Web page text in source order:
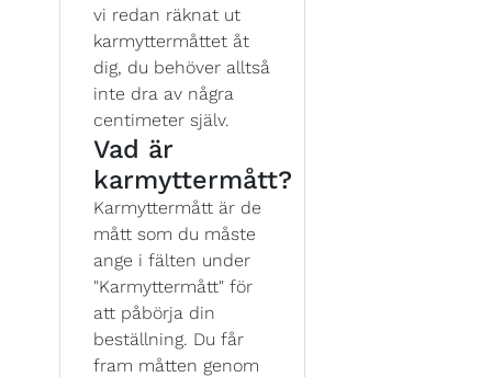
vi redan räknat ut
karmyttermåttet åt
dig, du behöver alltså
inte dra av några
centimeter själv.
Vad är
karmyttermått?
Karmyttermått är de
mått som du måste
ange i fälten under
"Karmyttermått" för
att påbörja din
beställning. Du får
fram måtten genom